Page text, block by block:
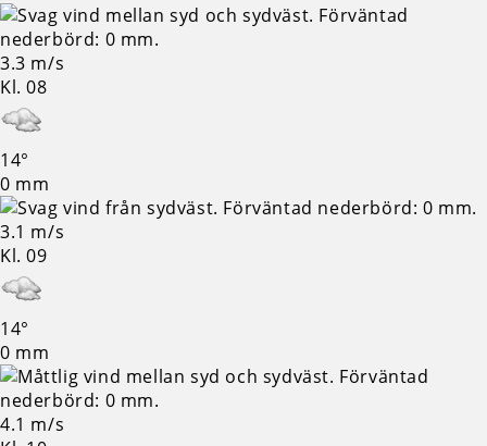
3.3 m/s
Kl. 08
14°
0 mm
3.1 m/s
Kl. 09
14°
0 mm
4.1 m/s